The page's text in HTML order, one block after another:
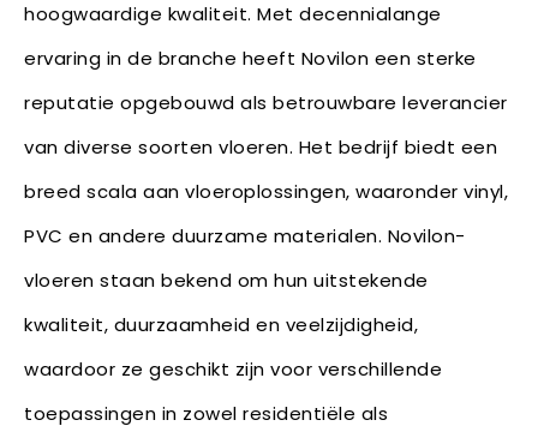
hoogwaardige kwaliteit. Met decennialange
ervaring in de branche heeft Novilon een sterke
reputatie opgebouwd als betrouwbare leverancier
van diverse soorten vloeren. Het bedrijf biedt een
breed scala aan vloeroplossingen, waaronder vinyl,
PVC en andere duurzame materialen. Novilon-
vloeren staan bekend om hun uitstekende
kwaliteit, duurzaamheid en veelzijdigheid,
waardoor ze geschikt zijn voor verschillende
toepassingen in zowel residentiële als